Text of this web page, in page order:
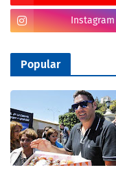
Instagram
Popular